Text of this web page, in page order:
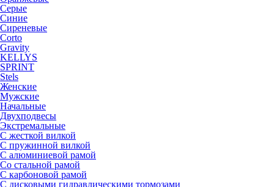
Серые
Синие
Сиреневые
Corto
Gravity
KELLYS
SPRINT
Stels
Женские
Мужские
Начальные
Двухподвесы
Экстремальные
С жесткой вилкой
С пружинной вилкой
С алюминиевой рамой
Со стальной рамой
С карбоновой рамой
С дисковыми гидравлическими тормозами